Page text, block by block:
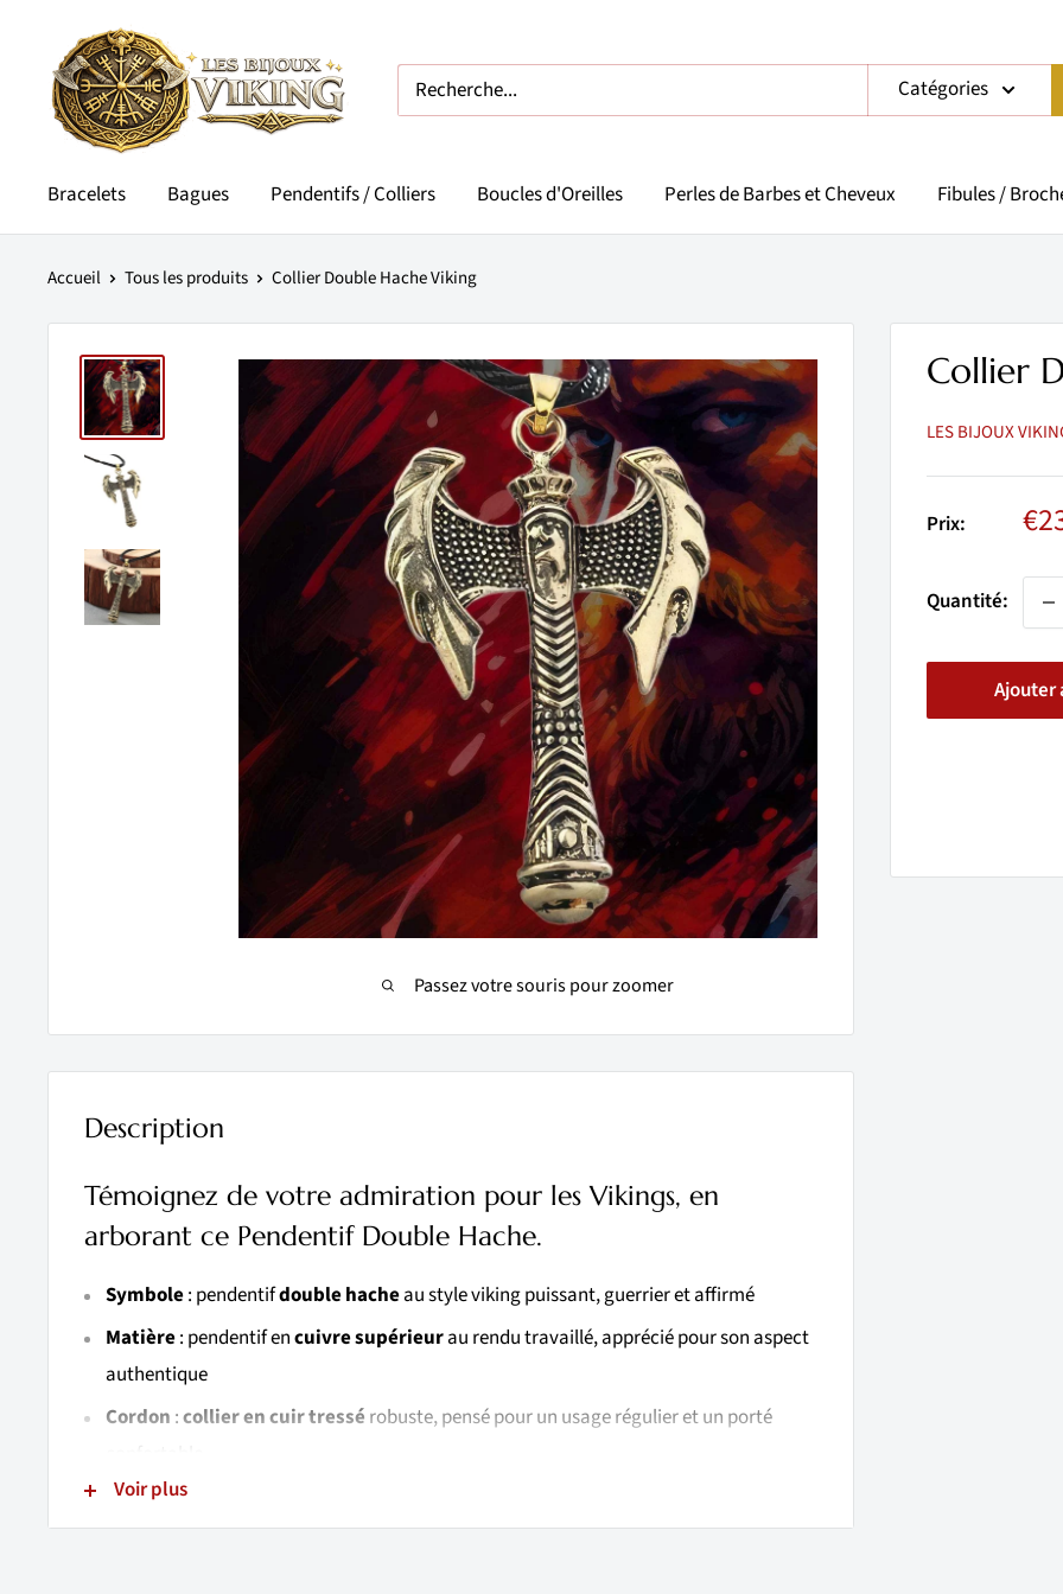
contenu
Les
Bijoux
Viking
Catégories
Bracelets Bagues Pendentifs / Colliers Boucles d'Oreilles Perles de Barbes et Cheveux Fibules /
Accueil Tous les produits Collier Double Hache Viking
Passez votre souris pour zoomer
Collier
LES BIJOUX
Prix:
Quantité:
Ajouter
Description
Témoignez de votre admiration pour les Vikings, en
arborant ce Pendentif Double Hache.
Symbole: pendentifdouble hacheau style viking puissant, guerrier et affirmé
Matière: pendentif encuivre supérieurau rendu travaillé, apprécié pour son aspect
authentique
Cordon :collier en cuir tressé robuste, pensé pour un usage régulier et un porté
Confort: bijou
Voir plus